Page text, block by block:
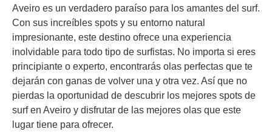
Aveiro es un verdadero paraíso para los amantes del surf.
Con sus increíbles spots y su entorno natural
impresionante, este destino ofrece una experiencia
inolvidable para todo tipo de surfistas. No importa si eres
principiante o experto, encontrarás olas perfectas que te
dejarán con ganas de volver una y otra vez. Así que no
pierdas la oportunidad de descubrir los mejores spots de
surf en Aveiro y disfrutar de las mejores olas que este
lugar tiene para ofrecer.